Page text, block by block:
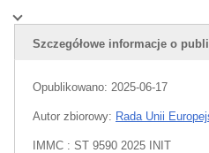
Szczegółowe informacje o
Opublikowano: 2025-06-17
Autor zbiorowy: Rada Unii
IMMC : ST 9590 2025 INIT